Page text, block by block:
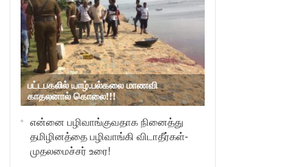
பட்டபகலில் யாழ்.பல்கலை மாணவி
காதலனால் கொலை!!!
என்னை பழிவாங்குவதாக நினைத்து
தமிழினத்தை பழிவாங்கி விடாதீர்கள்-
முதலமைச்சர் உரை!